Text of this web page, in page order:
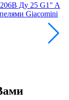
Ду 25 G1" A
Giacomini